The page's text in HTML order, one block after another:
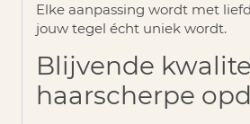
Elke aanpassing wordt met
jouw tegel écht uniek wordt.
Blijvende
haarscherpe